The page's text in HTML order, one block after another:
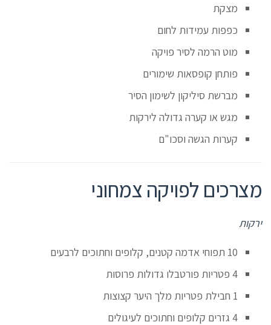
מצקת
כפפות עמידות לחום
מוט הרמה לסיר פויקה
פותחן קופסאות שימורים
מברשת סיליקון לשימון הסיר
מגש או קערה גדולה לירקות
קערות הגשה וסכו"ם
מצרכים לפויקה צמחוני
ירקות
10 תפוחי אדמה קטנים, קלופים וחתוכים לרבעים
4 פטריות פורטבלו גדולות פרוסות
1 חבילת פטריות מלך היער קצוצות
4 גזרים קלופים וחתוכים לעיגולים